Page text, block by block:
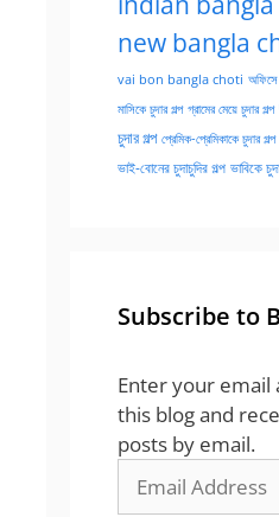
new bangla
vai bon bangla choti অফিসে
মাসিকে চুদার গল্প গ্রামের মেয়ে চুদার গল্প
চুদার গল্প প্রেমিক-প্রেমিকাকে চুদার গল্প
ভাই-বোনের চুদাচুদির গল্প ভাবিকে
Subscribe to
Enter your email
this blog and
posts by email.
Address